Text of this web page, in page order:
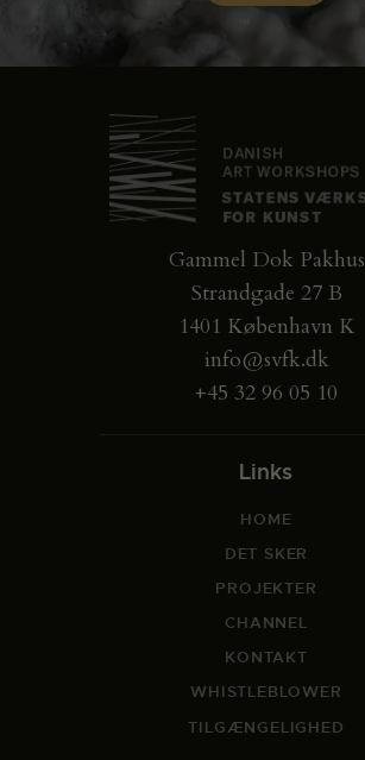
Gammel Dok Pakhus
Strandgade 27 B
1401 København K
info@svfk.dk
+45 32 96 05 10
Links
HOME
DET SKER
PROJEKTER
CHANNEL
KONTAKT
WHISTLEBLOWER
TILGÆNGELIGHED